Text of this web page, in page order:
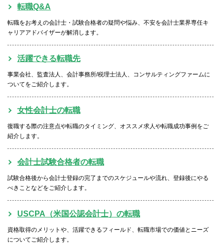
転職Q&A
転職をお考えの会計士・試験合格者の疑問や悩み、不安を会計士業界専任キ
ャリアアドバイザーが解消します。
活躍できる転職先
事業会社、監査法人、会計事務所/税理士法人、コンサルティングファームに
ついてをご紹介します。
女性会計士の転職
復職する際の注意点や転職のタイミング、オススメ求人や転職成功事例をご
紹介します。
会計士試験合格者の転職
試験合格後から会計士登録の完了までのスケジュールや流れ、登録後にやる
べきことなどをご紹介します。
USCPA（米国公認会計士）の転職
資格取得のメリットや、活躍できるフィールド、転職市場での価値とニーズ
についてご紹介します。